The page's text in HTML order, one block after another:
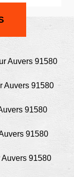
Auvers 91580
Auvers 91580
91580
91580
91580